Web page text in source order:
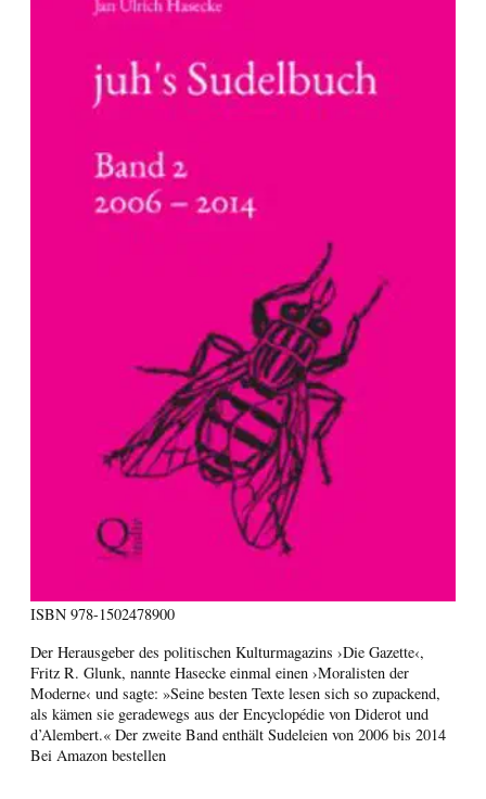
ISBN 978-1502478900
Der Herausgeber des politischen Kulturmagazins ›Die Gazette‹,
Fritz R. Glunk, nannte Hasecke einmal einen ›Moralisten der
Moderne‹ und sagte: »Seine besten Texte lesen sich so zupackend,
als kämen sie geradewegs aus der Encyclopédie von Diderot und
d’Alembert.« Der zweite Band enthält Sudeleien von 2006 bis 2014
Bei Amazon bestellen